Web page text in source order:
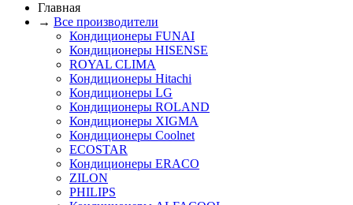
Главная
→ Все производители
Кондиционеры FUNAI
Кондиционеры HISENSE
ROYAL CLIMA
Кондиционеры Hitachi
Кондиционеры LG
Кондиционеры ROLAND
Кондиционеры XIGMA
Кондиционеры Coolnet
ECOSTAR
Кондиционеры ERACO
ZILON
PHILIPS